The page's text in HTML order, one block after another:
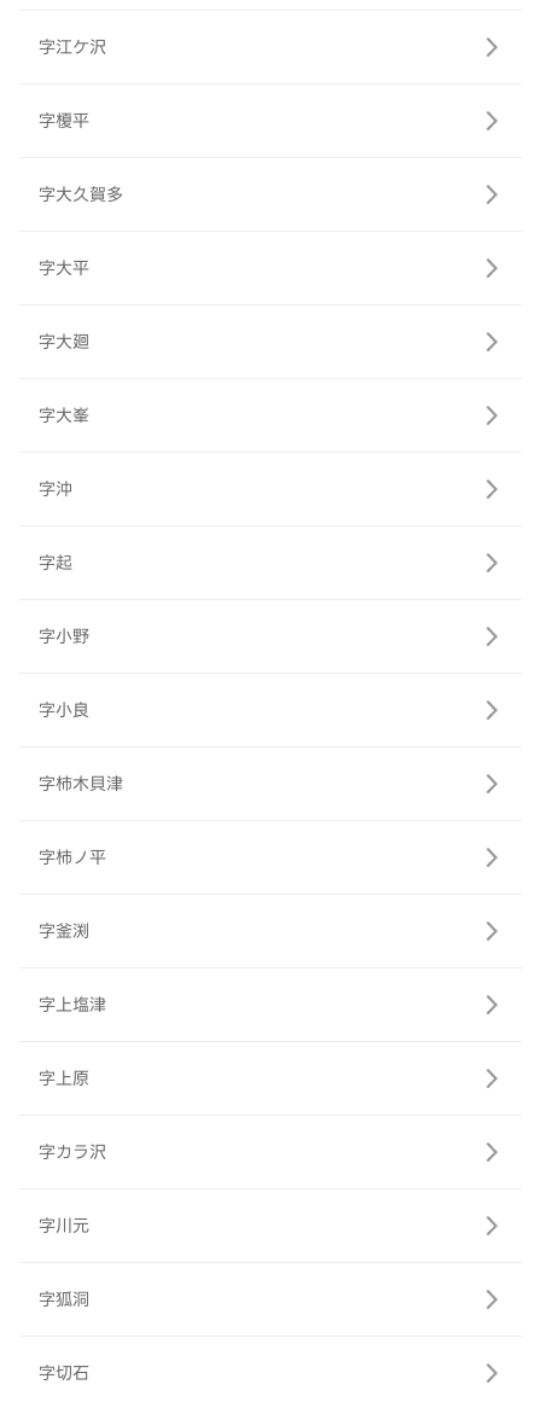
字江ケ沢
字榎平
字大久賀多
字大平
字大廻
字大峯
字沖
字起
字小野
字小良
字柿木貝津
字柿ノ平
字釜渕
字上塩津
字上原
字カラ沢
字川元
字狐洞
字切石